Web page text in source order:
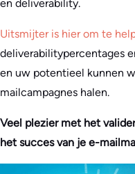
en deliverability.
Uitsmijter is hier om te
deliverabilitypercentages
en uw potentieel kunnen
mailcampagnes halen.
Veel plezier met het
het succes van je e-